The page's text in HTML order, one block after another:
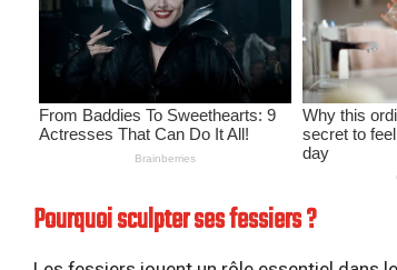
Pourquoi sculpter ses fessiers ?